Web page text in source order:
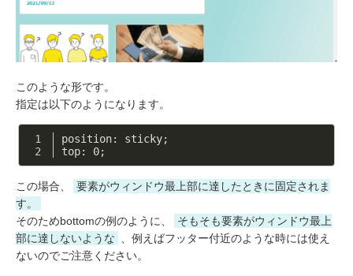
このような形です。
指定は以下のようになります。
position: sticky;
top: 0;
この場合、
要素がウィンドウ最上部に達したときに固定されま
す。
そのためbottomの例のように、
そもそも要素がウィンドウ最上
部に達しないような
、例えばフッター付近のような時には使え
ないのでご注意ください。